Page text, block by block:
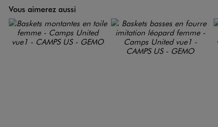
Vous aimerez aussi